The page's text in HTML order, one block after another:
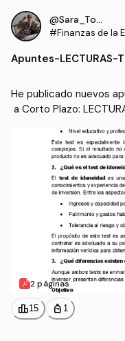
@Sara_Torrado
#Finanzas de la
Apuntes-LECTURAS-
He publicado nuevos
a Corto Plazo:
2 páginas
leaderboard15 personal_bag 1